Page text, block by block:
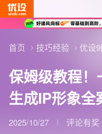
首页 技巧经验 优设
保姆级教程
生成IP形象全
2025/10/27 评论有奖